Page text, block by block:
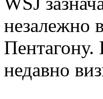
незалежно
Пентагону.
недавно